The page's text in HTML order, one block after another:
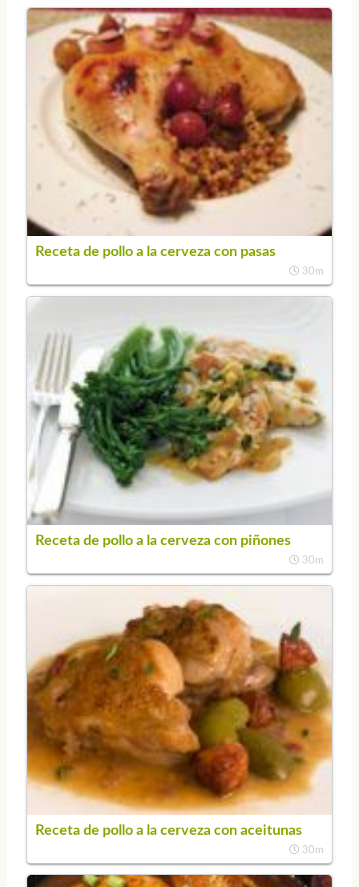
Receta de pollo a la cerveza con pasas
30m
Receta de pollo a la cerveza con piñones
30m
Receta de pollo a la cerveza con aceitunas
30m